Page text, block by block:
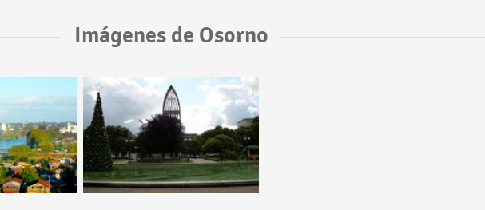
Imágenes de Osorno